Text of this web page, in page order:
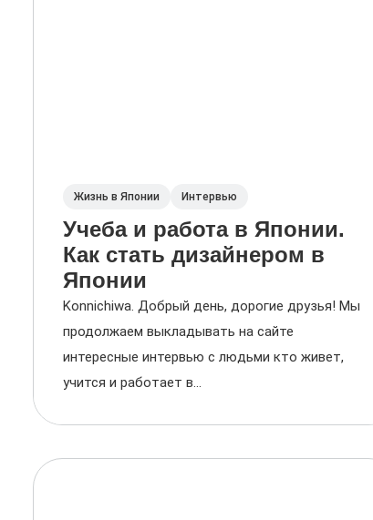
Жизнь в Японии Интервью
Учеба и работа в Японии.
Как стать дизайнером в
Японии
Konnichiwa. Добрый день, дорогие друзья! Мы
продолжаем выкладывать на сайте
интересные интервью с людьми кто живет,
учится и работает в...